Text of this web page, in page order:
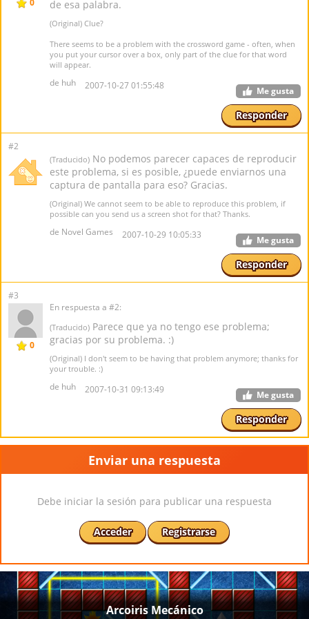
0
de esa palabra.
(Original) Clue?
There seems to be a problem with the crossword game - often, when
you put your cursor over a box, only part of the clue for that word
will appear.
de huh 2007-10-27 01:55:48 Me gusta
Responder
#2
(Traducido) No podemos parecer capaces de reproducir
este problema, si es posible, ¿puede enviarnos una
captura de pantalla para eso? Gracias.
(Original) We cannot seem to be able to reproduce this problem, if
possible can you send us a screen shot for that? Thanks.
de Novel Games 2007-10-29 10:05:33 Me gusta
Responder
#3
0
En respuesta a #2:
(Traducido) Parece que ya no tengo ese problema;
gracias por su problema. :)
(Original) I don't seem to be having that problem anymore; thanks for
your trouble. :)
de huh 2007-10-31 09:13:49 Me gusta
Responder
Enviar una respuesta
Debe iniciar la sesión para publicar una respuesta
Acceder Registrarse